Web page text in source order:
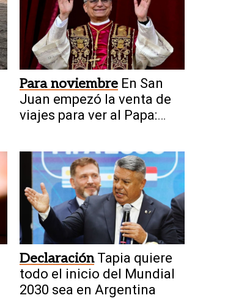
Para noviembre En San
Juan empezó la venta de
viajes para ver al Papa:
Declaración Tapia quiere
todo el inicio del Mundial
2030 sea en Argentina